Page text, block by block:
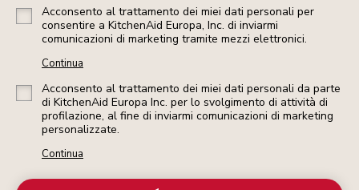
Acconsento al trattamento dei miei dati personali per
consentire a KitchenAid Europa, Inc. di inviarmi
comunicazioni di marketing tramite mezzi elettronici.
Continua
Acconsento al trattamento dei miei dati personali da parte
di KitchenAid Europa Inc. per lo svolgimento di attività di
profilazione, al fine di inviarmi comunicazioni di marketing
personalizzate.
Continua